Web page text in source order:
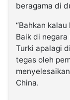
beragama di
“Bahkan
Baik di
Turki apalagi
tegas oleh
China.